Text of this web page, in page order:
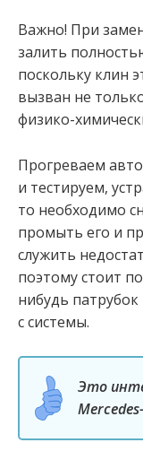
Важно! При
залить
поскольку клин
вызван не
физико-
Прогреваем
и тестируем,
то необходимо
промыть его и
служить
поэтому стоит
нибудь
с системы.
Это